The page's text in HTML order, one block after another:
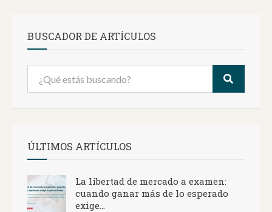
BUSCADOR DE ARTÍCULOS
ÚLTIMOS ARTÍCULOS
La libertad de mercado a examen:
cuando ganar más de lo esperado
exige...